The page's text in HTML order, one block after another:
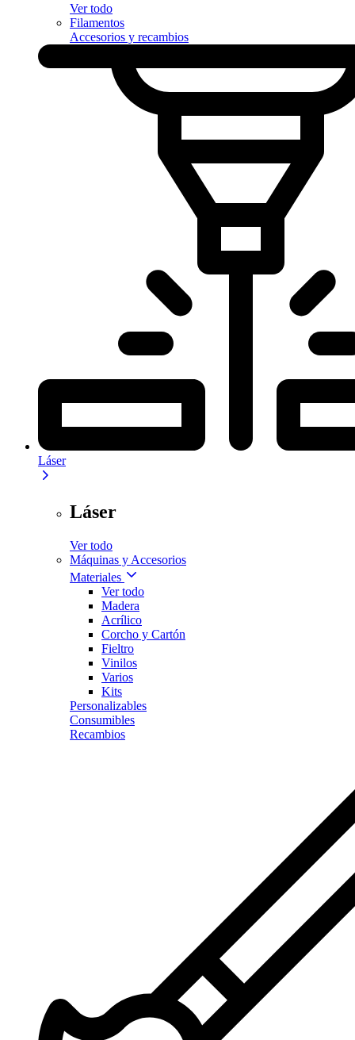
Ver todo
Filamentos
Accesorios y recambios
Láser
Láser
Ver todo
Máquinas y Accesorios
Materiales
Ver todo
Madera
Acrílico
Corcho y Cartón
Fieltro
Vinilos
Varios
Kits
Personalizables
Consumibles
Recambios